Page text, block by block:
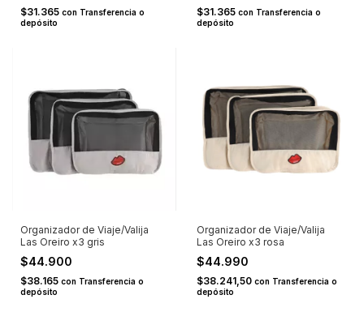
$31.365 con Transferencia o
depósito
$31.365 con Transferencia o
depósito
Organizador de Viaje/Valija
Las Oreiro x3 gris
$44.900
$38.165 con Transferencia o
depósito
Organizador de Viaje/Valija
Las Oreiro x3 rosa
$44.990
$38.241,50 con Transferencia o
depósito